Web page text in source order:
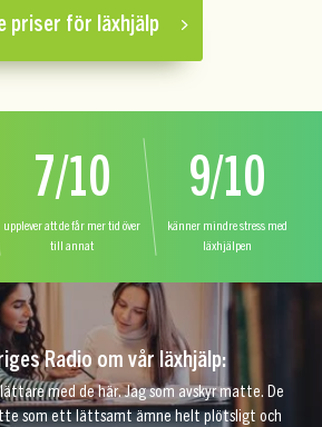
priser för läxhjälp
7/10
upplever att de får mer tid över
till annat
9/10
känner mindre stress med
läxhjälpen
Radio om vår läxhjälp:
med de här. Jag som avskyr matte. De
som ett lättsamt ämne helt plötsligt och